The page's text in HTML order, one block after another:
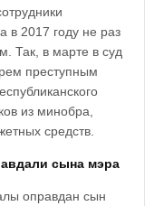
в 2017 году не раз
Так, в марте в суд
преступным
из минобра,
средств.
сына мэра
оправдан сын